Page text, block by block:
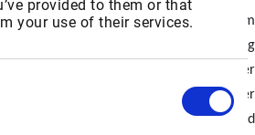
provided to them or that
your use of their services.
übermittelt. Die Arbeiten dürfen im
Insgesamt soll die Untersuchung
sein. Die Ergebnisse der
werden analysiert, sobald der
Untersuchung abgeschlossen und